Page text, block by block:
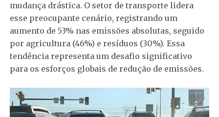
mudança drástica. O setor de transporte lidera
esse preocupante cenário, registrando um
aumento de 53% nas emissões absolutas, seguido
por agricultura (46%) e resíduos (30%). Essa
tendência representa um desafio significativo
para os esforços globais de redução de emissões.